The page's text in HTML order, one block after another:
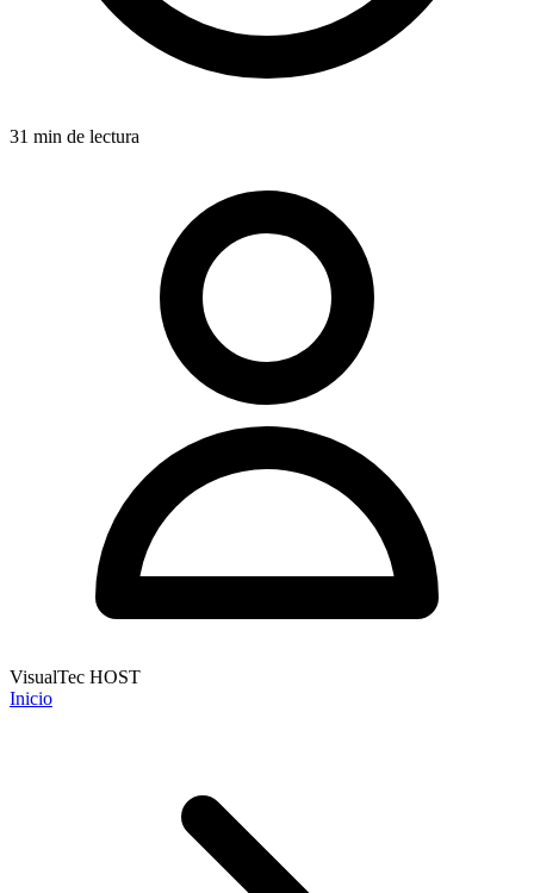
31 min de lectura
VisualTec HOST
Inicio